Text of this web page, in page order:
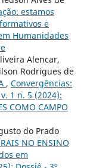
estamos
e
Humanidades
Alencar,
Rodrigues de
, Convergências:
1 n. 5 (2024):
COMO CAMPO
do Prado
NO ENSINO
em